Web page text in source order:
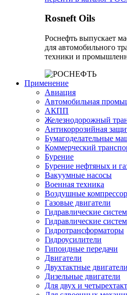
Rosneft Oils
Роснефть выпускает
для автомобильного
техники и
Применение
Авиация
Автомобильная
АКПП
Железнодорожный
Антикоррозийная
Бумагоделательные
Коммерческий
Бурение
Бурение нефтяных и
Вакуумные насосы
Военная техника
Воздушные
Газовые двигатели
Гидравлические
Гидравлические
Гидротрансформаторы
Гидроусилители
Гипоидные передачи
Двигатели
Двухтактные двигатели
Дизельные двигатели
Для двух и